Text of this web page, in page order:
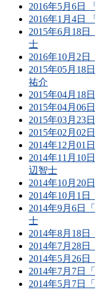
2016年5月6日
2016年1月4日
2015年6月18
士
2016年10月2
2015年05月18
祐介
2015年04月18
2015年04月06
2015年03月23
2015年02月02
2014年12月01
2014年11月10
辺智士
2014年10月20
2014年10月1
2014年9月6日
士
2014年8月18
2014年7月28
2014年5月26
2014年7月7日
2014年5月7日